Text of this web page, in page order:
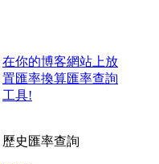
在你的博客網站上放
置匯率換算匯率查詢
工具!
歷史匯率查詢